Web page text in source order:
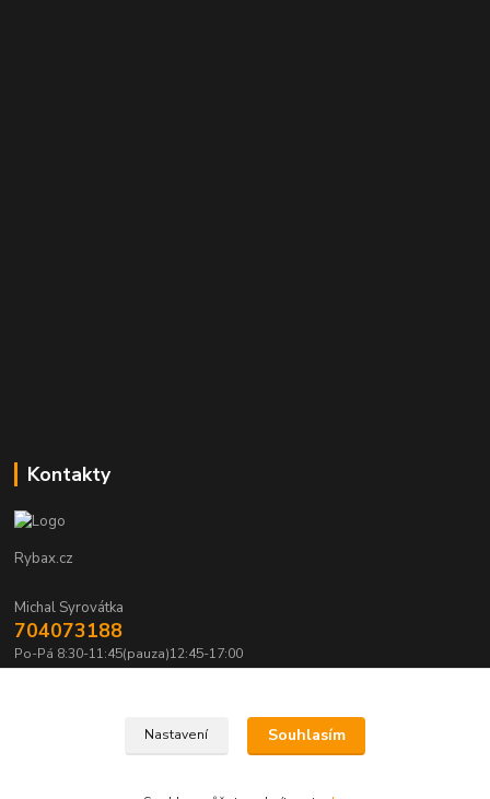
Kontakty
Rybax.cz
Michal Syrovátka
704073188
Po-Pá 8:30-11:45(pauza)12:45-17:00
Nastavení Souhlasím